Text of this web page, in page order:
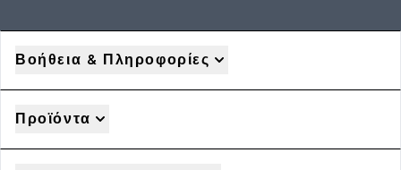
Βοήθεια & Πληροφορίες
Προϊόντα